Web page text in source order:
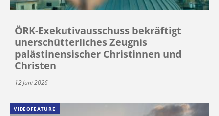
ÖRK-Exekutivausschuss bekräftigt
unerschütterliches Zeugnis
palästinensischer Christinnen und
Christen
12 Juni 2026
VIDEOFEATURE